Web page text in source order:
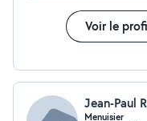
Voir le
Jean-Paul
Menuisier